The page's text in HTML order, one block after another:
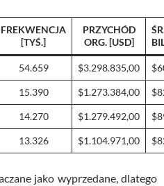
FREKWENCJA
[TYŚ.]
PRZYCHÓD
ORG. [USD]
54.659 $3.298.835,00
15.390 $1.273.384,00
14.270 $1.279.492,00
13.326 $1.104.971,00
jako wyprzedane, dlatego